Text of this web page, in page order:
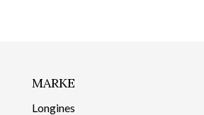
MARKE
Longines